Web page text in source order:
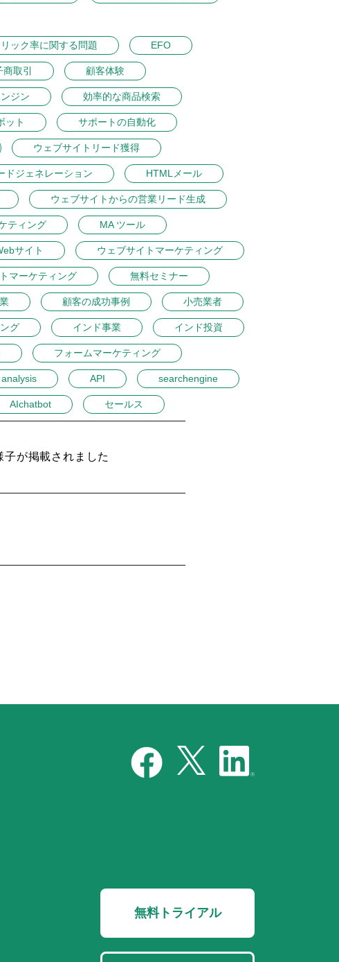
ック率に関する問題 EFO
取引 顧客体験
ジン 効率的な商品検索
ット サポートの自動化
ウェブサイトリード獲得
ドジェネレーション HTMLメール
ウェブサイトからの営業リード生成
ティング MA ツール
サイト ウェブサイトマーケティング
マーケティング 無料セミナー
顧客の成功事例 小売業者
グ インド事業 インド投資
フォームマーケティング
analysis API searchengine
AIchatbot セールス
が掲載されました
無料トライアル